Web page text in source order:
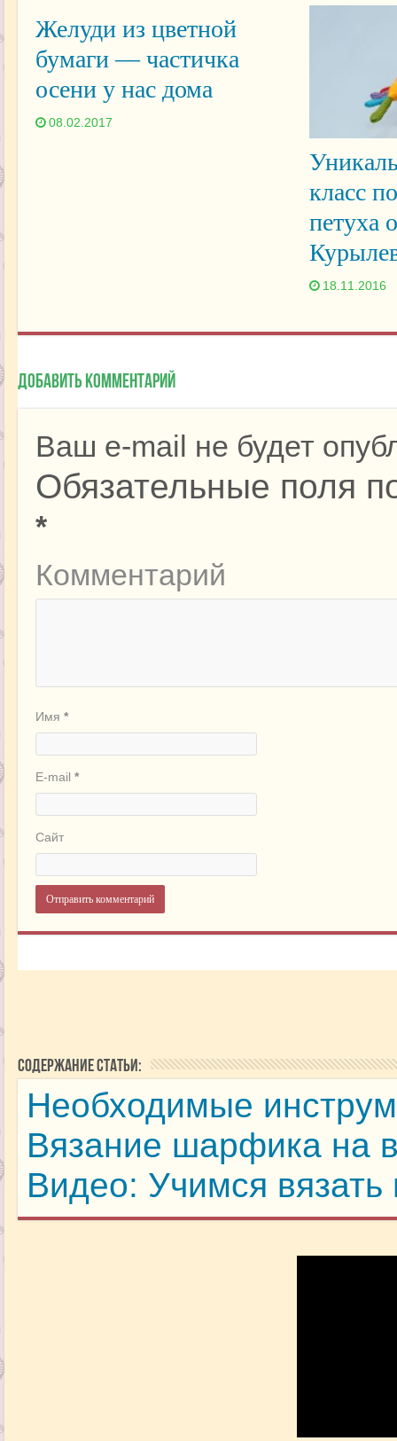
Желуди из цветной
бумаги — частичка
осени у нас дома
08.02.2017
класс
петуха
18.11.2016
Добавить комментарий
Ваш e-mail не будет
Обязательные поля
*
Комментарий
Имя *
E-mail *
Сайт
Содержание статьи:
Необходимые
Вязание шарфика на
Видео: Учимся